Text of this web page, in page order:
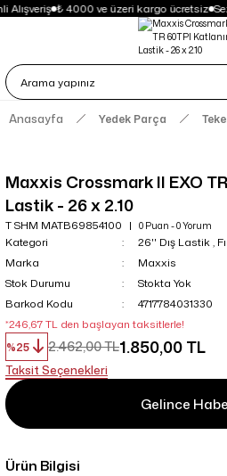
Alışveriş ₺ 4000 ve üzeri kargo ücretsiz
Anasayfa Yedek Parça
Maxxis Crossmark II EXO
Lastik - 26 x 2.10
T SHM MATB69854100 0 Puan - 0 Yorum
Kategori 26'' Dış Lastik,
Marka
Maxxis
Stok Durumu
Stokta Yok
Barkod Kodu
4717784031330
*246,67 TL den başlayan taksitlerle!
%25
2.462,00 TL1.850,00 TL
Taksit Seçenekleri
Gelince
Ürün Bilgisi